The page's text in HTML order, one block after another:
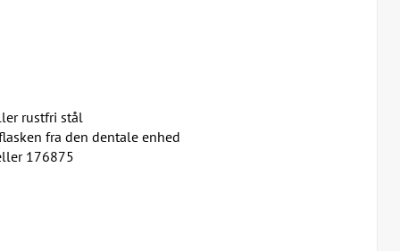
rustfri stål
fra den dentale enhed
176875